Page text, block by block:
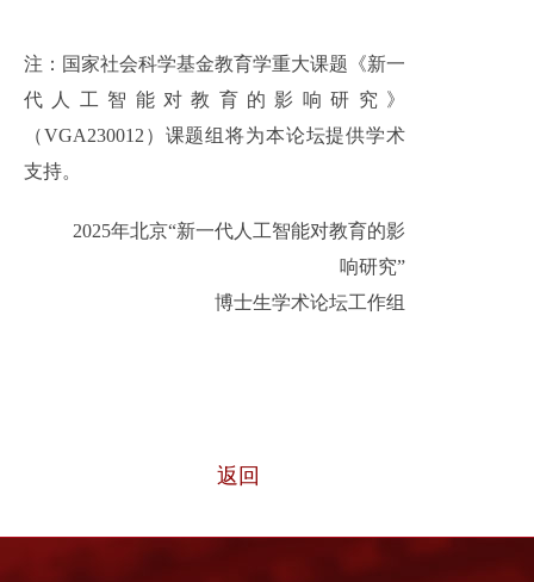
注：国家社会科学基金教育学重大课题《新一
代人工智能对教育的影响研究》
（VGA230012）课题组将为本论坛提供学术
支持。
2025年北京“新一代人工智能对教育的影
响研究”
博士生学术论坛工作组
返回